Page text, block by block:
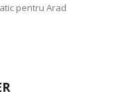
pentru Arad